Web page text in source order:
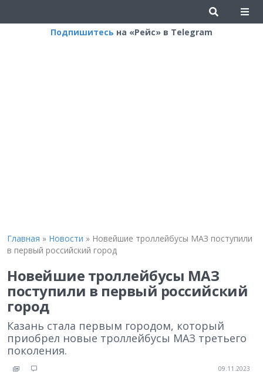
Подпишитесь на «Рейс» в Telegram
Главная » Новости » Новейшие троллейбусы МАЗ поступили
в первый российский город
Новейшие троллейбусы МАЗ
поступили в первый российский
город
Казань стала первым городом, который
приобрел новые троллейбусы МАЗ третьего
поколения.
09.11.2023